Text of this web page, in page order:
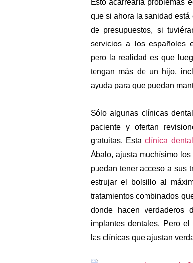
Esto acarrearía problemas
que si ahora la sanidad
de presupuestos, si
servicios a los españoles
pero la realidad es que
tengan más de un hijo,
ayuda para que puedan
Sólo algunas clínicas
paciente y ofertan
gratuitas. Esta clínica
Ábalo, ajusta muchísimo
puedan tener acceso a sus
estrujar el bolsillo al
tratamientos combinados
donde hacen verdaderos
implantes dentales. Pero
las clínicas que ajustan